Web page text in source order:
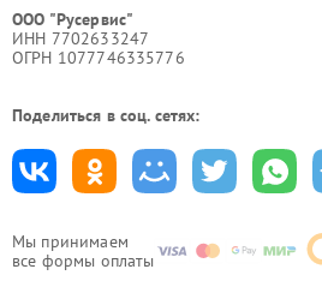
Мы принимаем
все формы оплаты
ООО "Русервис"
ИНН 7702633247
ОГРН 1077746335776
Поделиться в соц. сетях: